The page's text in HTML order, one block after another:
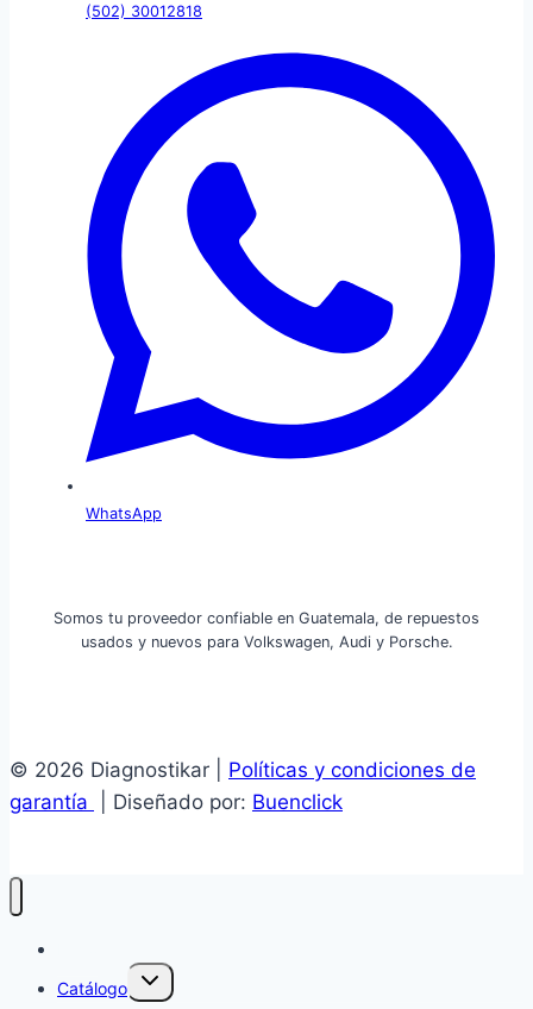
(502) 30012818
WhatsApp
Somos tu proveedor confiable en Guatemala, de repuestos
usados y nuevos para Volkswagen, Audi y Porsche.
© 2026 Diagnostikar | Políticas y condiciones de
garantía
| Diseñado por: Buenclick
Catálogo
Alternar
menú